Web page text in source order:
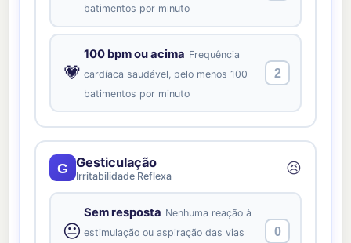
batimentos por minuto
💗
100 bpm ou acima Frequência
cardíaca saudável, pelo menos 100
batimentos por minuto
2
G Gesticulação
Irritabilidade Reflexa 😣
😐
Sem resposta Nenhuma reação à
estimulação ou aspiração das vias
0